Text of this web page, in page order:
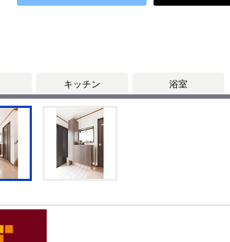
キッチン 浴室